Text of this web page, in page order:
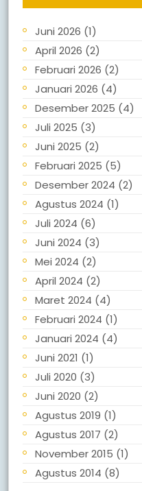
Juni 2026 (1)
April 2026 (2)
Februari 2026 (2)
Januari 2026 (4)
Desember 2025 (4)
Juli 2025 (3)
Juni 2025 (2)
Februari 2025 (5)
Desember 2024 (2)
Agustus 2024 (1)
Juli 2024 (6)
Juni 2024 (3)
Mei 2024 (2)
April 2024 (2)
Maret 2024 (4)
Februari 2024 (1)
Januari 2024 (4)
Juni 2021 (1)
Juli 2020 (3)
Juni 2020 (2)
Agustus 2019 (1)
Agustus 2017 (2)
November 2015 (1)
Agustus 2014 (8)